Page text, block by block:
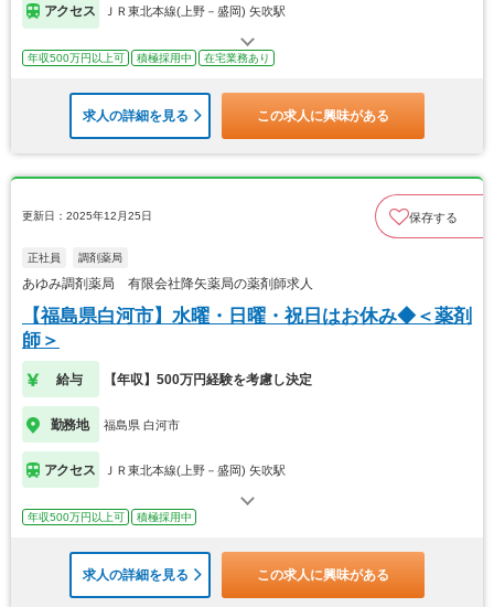
アクセス ＪＲ東北本線(上野－盛岡) 矢吹駅
年収500万円以上可 積極採用中 在宅業務あり
求人の詳細を見る この求人に興味がある
更新日：2025年12月25日 保存する
正社員 調剤薬局
あゆみ調剤薬局 有限会社降矢薬局の薬剤師求人
【福島県白河市】水曜・日曜・祝日はお休み◆＜薬剤
師＞
給与 【年収】500万円経験を考慮し決定
勤務地 福島県 白河市
アクセス ＪＲ東北本線(上野－盛岡) 矢吹駅
年収500万円以上可 積極採用中
求人の詳細を見る この求人に興味がある